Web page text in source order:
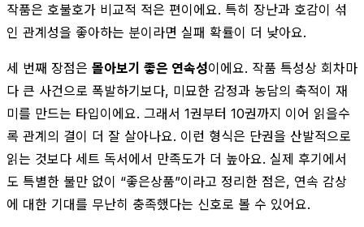
작품은 호불호가 비교적 적은 편이에요. 특히 장난과 호감이 섞
인 관계성을 좋아하는 분이라면 실패 확률이 더 낮아요.
세 번째 장점은 몰아보기 좋은 연속성이에요. 작품 특성상 회차마
다 큰 사건으로 폭발하기보다, 미묘한 감정과 농담의 축적이 재
미를 만드는 타입이에요. 그래서 1권부터 10권까지 이어 읽을수
록 관계의 결이 더 잘 살아나요. 이런 형식은 단권을 산발적으로
읽는 것보다 세트 독서에서 만족도가 더 높아요. 실제 후기에서
도 특별한 불만 없이 “좋은상품”이라고 정리한 점은, 연속 감상
에 대한 기대를 무난히 충족했다는 신호로 볼 수 있어요.